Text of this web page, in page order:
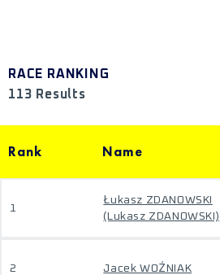
RACE RANKING
113 Results
Rank Name
1
Łukasz ZDANOWSKI
(Lukasz ZDANOWSKI)
2 Jacek WOŹNIAK